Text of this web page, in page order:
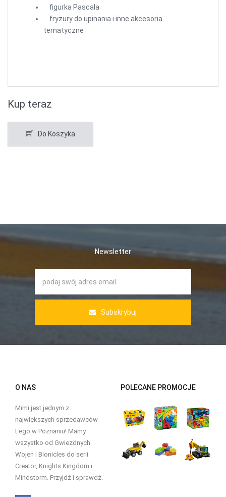
figurka Pascala
fryzury do upinania i inne akcesoria
tematyczne
Kup teraz
Do Koszyka
Newsletter
Subskrybuj
O NAS
Mimi jest jednym z
największych sprzedawców
Lego w Poznaniu! Mamy
wszystko od Gwiezdnych
Wojen i Bionicles do serii
Creator, Knights Kingdom i
Mindstorm. Przyjdź i sprawdź.
POLECANE PROMOCJE